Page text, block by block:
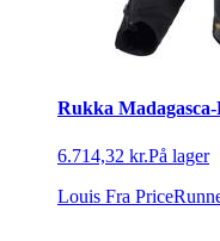
Rukka
6.714,32 kr.På lager
Louis Fra